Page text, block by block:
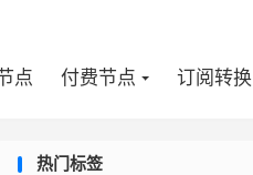
点 付费节点 订阅转换
热门标签